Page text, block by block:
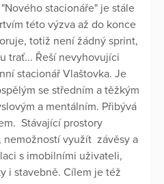
stacionáře" je stále
této výzva až do konce
totiž není žádný sprint,
trať... Řeší nevyhovujíci
stacionář Vlaštovka. Je
se středním a těžkým
a mentálním. Přibývá
Stávající prostory
nemožností využít závěsy a
s imobilními uživateli,
i stavebně. Cílem je též